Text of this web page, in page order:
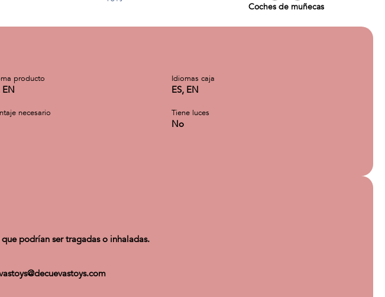
Coches de muñecas
producto
EN
Idiomas caja
ES, EN
necesario Tiene luces
No
podrían ser tragadas o inhaladas.